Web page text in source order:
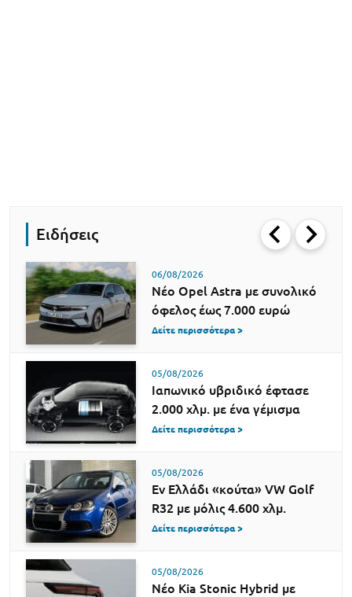
Ειδήσεις
06/08/2026
Νέο Opel Astra με συνολικό
όφελος έως 7.000 ευρώ
Δείτε περισσότερα >
05/08/2026
Ιαπωνικό υβριδικό έφτασε
2.000 χλμ. με ένα γέμισμα
Δείτε περισσότερα >
05/08/2026
Εν Ελλάδι «κούτα» VW Golf
R32 με μόλις 4.600 χλμ.
Δείτε περισσότερα >
05/08/2026
Νέο Kia Stonic Hybrid με